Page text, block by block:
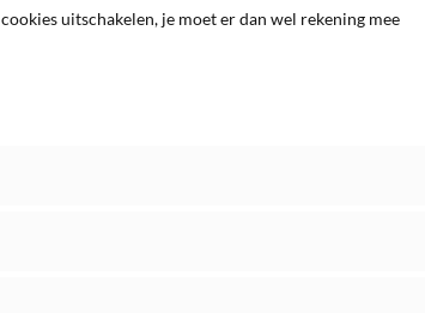
uitschakelen, je moet er dan wel rekening mee